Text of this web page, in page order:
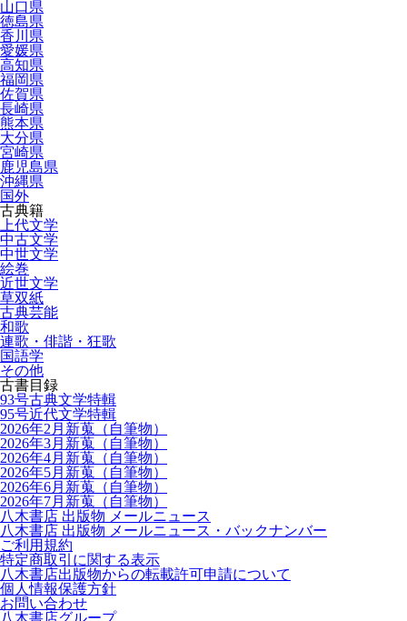
山口県
徳島県
香川県
愛媛県
高知県
福岡県
佐賀県
長崎県
熊本県
大分県
宮崎県
鹿児島県
沖縄県
国外
古典籍
上代文学
中古文学
中世文学
絵巻
近世文学
草双紙
古典芸能
和歌
連歌・俳諧・狂歌
国語学
その他
古書目録
93号古典文学特輯
95号近代文学特輯
2026年2月新蒐（自筆物）
2026年3月新蒐（自筆物）
2026年4月新蒐（自筆物）
2026年5月新蒐（自筆物）
2026年6月新蒐（自筆物）
2026年7月新蒐（自筆物）
八木書店 出版物 メールニュース
八木書店 出版物 メールニュース・バックナンバー
ご利用規約
特定商取引に関する表示
八木書店出版物からの転載許可申請について
個人情報保護方針
お問い合わせ
八木書店グループ